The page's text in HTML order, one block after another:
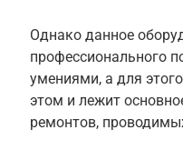
Однако данное
профессионального
умениями, а для
этом и лежит
ремонтов,